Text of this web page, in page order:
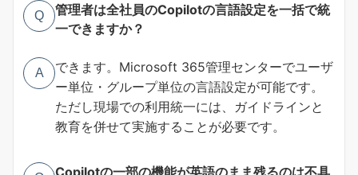
Q
管理者は全社員のCopilotの言語設定を一括で統
一できますか？
A
できます。Microsoft 365管理センターでユーザ
ー単位・グループ単位の言語設定が可能です。
ただし現場での利用統一には、ガイドラインと
教育を併せて実施することが必要です。
Copilotの一部の機能が英語のまま残るのは不具